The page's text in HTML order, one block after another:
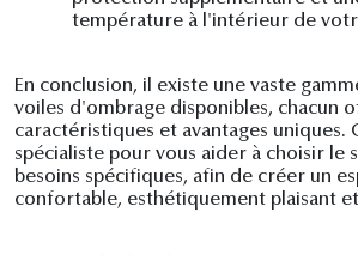
température à l'intérieur de
En conclusion, il existe une vaste
voiles d'ombrage disponibles, chacun
caractéristiques et avantages uniques.
spécialiste pour vous aider à choisir le
besoins spécifiques, afin de créer un
confortable, esthétiquement plaisant